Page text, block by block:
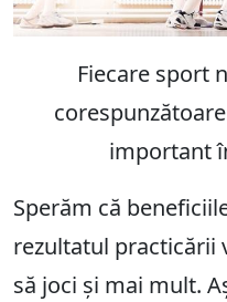
Fiecare sport
important
Sperăm că
rezultatul practicării
să joci și mai mult.